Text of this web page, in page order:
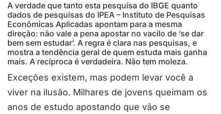
A verdade que tanto esta pesquisa do IBGE quanto
dados de pesquisas do IPEA – Instituto de Pesquisas
Econômicas Aplicadas apontam para a mesma
direção: não vale a pena apostar no vacilo de ‘se dar
bem sem estudar’. A regra é clara nas pesquisas, e
mostra a tendência geral de quem estuda mais ganha
mais. A recíproca é verdadeira. Não tem moleza.
Exceções existem, mas podem levar você a
viver na ilusão. Milhares de jovens queimam os
anos de estudo apostando que vão se